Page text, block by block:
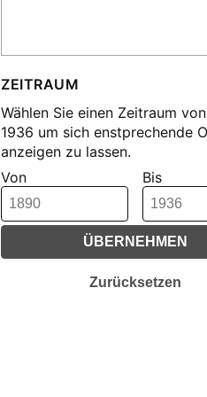
Dietrich , Waldemar (19)
Diller , Hans (27)
Fischer , Aloys (24)
Fischer , Hermann (12)
Friedrich , Johannes (25)
Geigenmüller , Paul (12)
Gropengießer , Hermann
Grunsky, Karl (16)
ZEITRAUM
Wählen Sie einen Zeitraum
1936 um sich enstprechende
anzeigen zu lassen.
Von
Bis
ÜBERNEHMEN
Zurücksetzen